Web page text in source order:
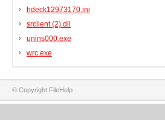
hdeck12973170.ini
srclient (2).dll
unins000.exe
wrc.exe
© Copyright FileHelp